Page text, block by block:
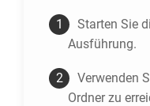
Starten Sie
Ausführung.
Verwenden
Ordner zu